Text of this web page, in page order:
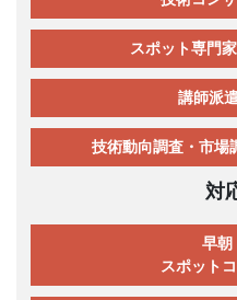
スポット専門
講師派
技術動向調査・市場
対
早朝
スポット